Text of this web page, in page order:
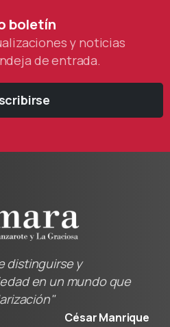
boletín
y noticias
de entrada.
distinguirse y
en un mundo que
César Manrique